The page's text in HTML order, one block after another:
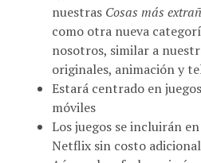
como otra nueva
nosotros, similar a
originales, animación y
Estará centrado en
móviles
Los juegos se incluirán en
Netflix sin costo adicional
Aún no hay fechas ni